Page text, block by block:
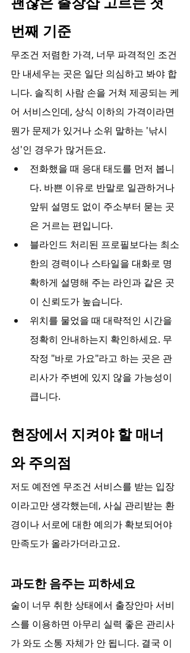
번째 기준
무조건 저렴한 가격, 너무 파격적인 조건
만 내세우는 곳은 일단 의심하고 봐야 합
니다. 솔직히 사람 손을 거쳐 제공되는 케
어 서비스인데, 상식 이하의 가격이라면
뭔가 문제가 있거나 소위 말하는 '낚시
성'인 경우가 많거든요.
전화했을 때 응대 태도를 먼저 봅니
다. 바쁜 이유로 반말로 일관하거나
앞뒤 설명도 없이 주소부터 묻는 곳
은 거르는 편입니다.
블라인드 처리된 프로필보다는 최소
한의 경력이나 스타일을 대화로 명
확하게 설명해 주는 라인과 같은 곳
이 신뢰도가 높습니다.
위치를 물었을 때 대략적인 시간을
정확히 안내하는지 확인하세요. 무
작정 "바로 가요"라고 하는 곳은 관
리사가 주변에 있지 않을 가능성이
큽니다.
현장에서 지켜야 할 매너
와 주의점
저도 예전엔 무조건 서비스를 받는 입장
이라고만 생각했는데, 사실 관리받는 환
경이나 서로에 대한 예의가 확보되어야
만족도가 올라가더라고요.
과도한 음주는 피하세요
술이 너무 취한 상태에서 출장안마 서비
스를 이용하면 아무리 실력 좋은 관리사
가 와도 소통 자체가 안 됩니다. 결국 이